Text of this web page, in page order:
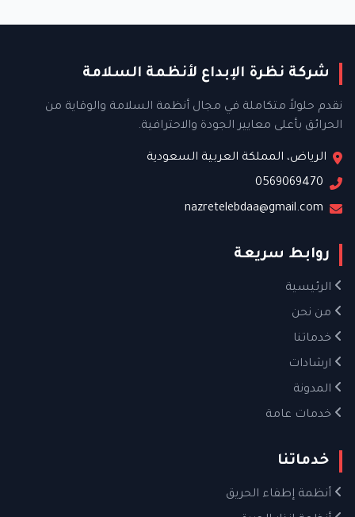
شركة نظرة الإبداع لأنظمة السلامة
نقدم حلولاً متكاملة في مجال أنظمة السلامة والوقاية من
الحرائق بأعلى معايير الجودة والاحترافية.
الرياض، المملكة العربية السعودية
0569069470
nazretelebdaa@gmail.com
روابط سريعة
الرئيسية
من نحن
خدماتنا
ارشادات
المدونة
خدمات عامة
خدماتنا
أنظمة إطفاء الحريق